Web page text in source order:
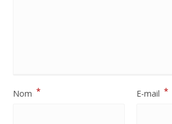
Nom * E-mail *